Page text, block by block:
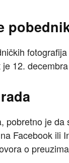
12.
pobretno je da
Facebook ili
o